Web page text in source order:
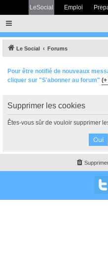
LeSocial Emploi
Le Social Forums
Pour être notifié de nouveaux
cliquer sur "S'abonner au forum"
Supprimer les cookies
Êtes-vous sûr de vouloir supprimer